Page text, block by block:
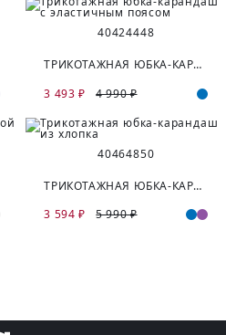
40424448
ТРИКОТАЖНАЯ ЮБКА-КАРАНДАШ С ЭЛАСТИЧНЫМ ПОЯСОМ
3 493 ₽
4 990 ₽
40464850
ТРИКОТАЖНАЯ ЮБКА-КАРАНДАШ ИЗ ХЛОПКА
3 594 ₽
5 990 ₽